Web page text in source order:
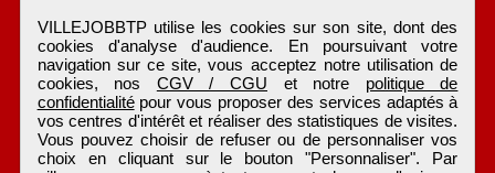
VILLEJOBBTP utilise les cookies sur son site, dont des
cookies d'analyse d'audience. En poursuivant votre
navigation sur ce site, vous acceptez notre utilisation de
cookies, nos CGV / CGU et notre politique de
confidentialitépour vous proposer des services adaptés à
vos centres d'intérêt et réaliser des statistiques de visites.
Vous pouvez choisir de refuser ou de personnaliser vos
choix en cliquant sur le bouton "Personnaliser". Par